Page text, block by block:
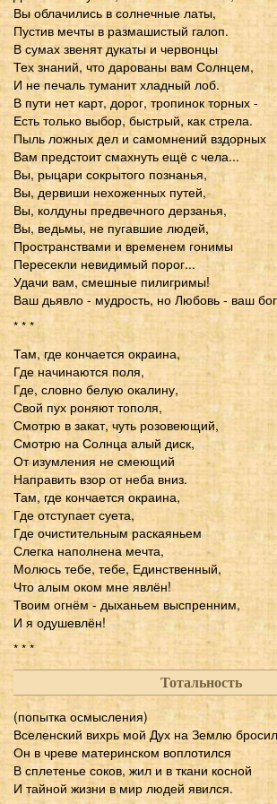
Вы облачились в солнечные латы,
Пустив мечты в размашистый галоп.
В сумах звенят дукаты и червонцы
Тех знаний, что дарованы вам Солнцем,
И не печаль туманит хладный лоб.
В пути нет карт, дорог, тропинок торных -
Есть только выбор, быстрый, как стрела.
Пыль ложных дел и самомнений вздорных
Вам предстоит смахнуть ещё с чела...
Вы, рыцари сокрытого познанья,
Вы, дервиши нехоженных путей,
Вы, колдуны предвечного дерзанья,
Вы, ведьмы, не пугавшие людей,
Пространствами и временем гонимы
Пересекли невидимый порог...
Удачи вам, смешные пилигримы!
Ваш дьявло - мудрость, но Любовь - ваш
* * *
Там, где кончается окраина,
Где начинаются поля,
Где, словно белую окалину,
Свой пух роняют тополя,
Смотрю в закат, чуть розовеющий,
Смотрю на Солнца алый диск,
От изумления не смеющий
Направить взор от неба вниз.
Там, где кончается окраина,
Где отступает суета,
Где очистительным раскаяньем
Слегка наполнена мечта,
Молюсь тебе, тебе, Единственный,
Что алым оком мне явлён!
Твоим огнём - дыханьем выспренним,
И я одушевлён!
* * *
Тотальность
(попытка осмысления)
Вселенский вихрь мой Дух на Землю
Он в чреве материнском воплотился
В сплетенье соков, жил и в ткани косной
И тайной жизни в мир людей явился.